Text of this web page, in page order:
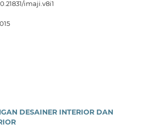
imaji.v8i1
DESAINER INTERIOR DAN